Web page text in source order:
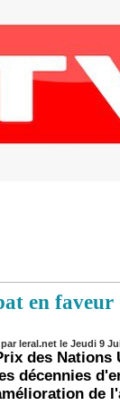
en faveur
leral.net le Jeudi 9
des
décennies
de